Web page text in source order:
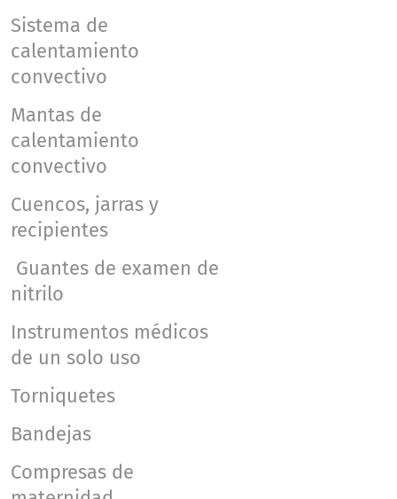
Sistema de
calentamiento
convectivo
Mantas de
calentamiento
convectivo
Cuencos, jarras y
recipientes
Guantes de examen de
nitrilo
Instrumentos médicos
de un solo uso
Torniquetes
Bandejas
Compresas de